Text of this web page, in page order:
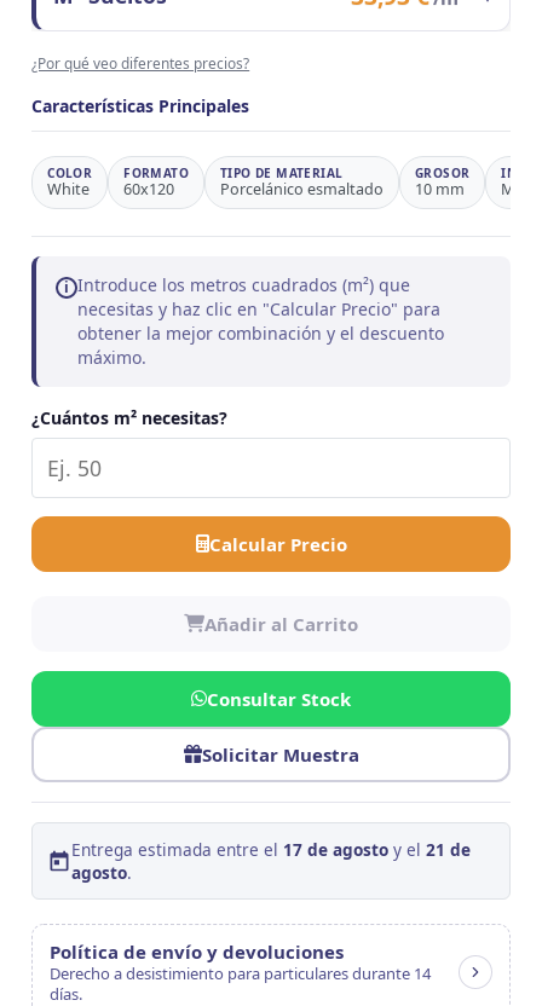
Observaciones
Ahorro 31,4%
Precio/m²
Observaciones
¿Por qué veo diferentes precios?
Características Principales
COLOR
White
FORMATO
60x120
TIPO DE MATERIAL
Porcelánico esmaltado
GROSOR
10 mm
i Introduce los metros cuadrados (m²) que
necesitas y haz clic en "Calcular Precio" para
obtener la mejor combinación y el descuento
máximo.
¿Cuántos m² necesitas?
Calcular Precio
Añadir al Carrito
Solicitar Muestra
Consultar Stock
Entrega estimada entre el 17 de agosto y el21 de
agosto.
Política de envío y devoluciones
Derecho a desistimiento para particulares durante 14
días.